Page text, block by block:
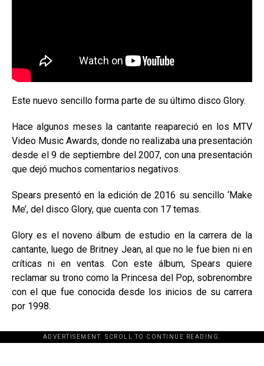
Este nuevo sencillo forma parte de su último disco Glory.
Hace algunos meses la cantante reapareció en los MTV
Video Music Awards, donde no realizaba una presentación
desde el 9 de septiembre del 2007, con una presentación
que dejó muchos comentarios negativos.
Spears presentó en la edición de 2016 su sencillo ‘Make
Me’, del disco Glory, que cuenta con 17 temas.
Glory es el noveno álbum de estudio en la carrera de la
cantante, luego de Britney Jean, al que no le fue bien ni en
críticas ni en ventas. Con este álbum, Spears quiere
reclamar su trono como la Princesa del Pop, sobrenombre
con el que fue conocida desde los inicios de su carrera
por 1998.
ADVERTISEMENT. SCROLL TO CONTINUE READING.
[adsforwp id="243463"]